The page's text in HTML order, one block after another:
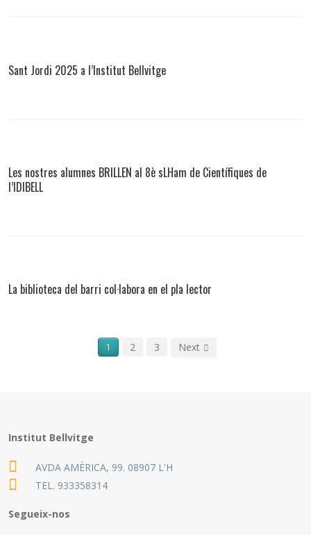
Sant Jordi 2025 a l’Institut Bellvitge
Les nostres alumnes BRILLEN al 8è sLHam de Científiques de
l’IDIBELL
La biblioteca del barri col·labora en el pla lector
1 2 3 Next
Institut Bellvitge
AVDA AMÈRICA, 99. 08907 L'H
TEL. 933358314
Segueix-nos